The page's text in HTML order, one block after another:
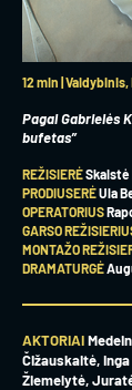
12 min | Vaidybinis,
Pagal Gabrielės
bufetas”
REŽISIERĖ
PRODIUSERĖUla
OPERATORIUS
GARSO
MONTAŽO
DRAMATURGĖ
AKTORIAI
Čižauskaitė,
Žiemelytė,